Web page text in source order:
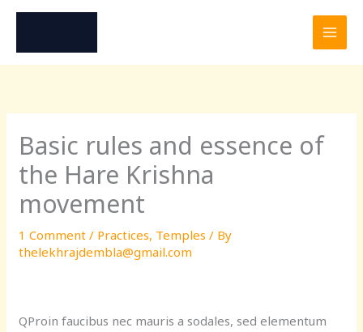
Skip
content
Basic rules and essence of
the Hare Krishna
movement
1 Comment / Practices, Temples / By
thelekhrajdembla@gmail.com
QProin faucibus nec mauris a sodales, sed elementum